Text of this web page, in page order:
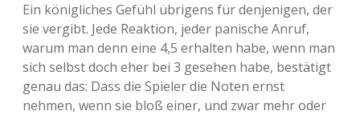
Ein königliches Gefühl übrigens für denjenigen, der
sie vergibt. Jede Reaktion, jeder panische Anruf,
warum man denn eine 4,5 erhalten habe, wenn man
sich selbst doch eher bei 3 gesehen habe, bestätigt
genau das: Dass die Spieler die Noten ernst
nehmen, wenn sie bloß einer, und zwar mehr oder